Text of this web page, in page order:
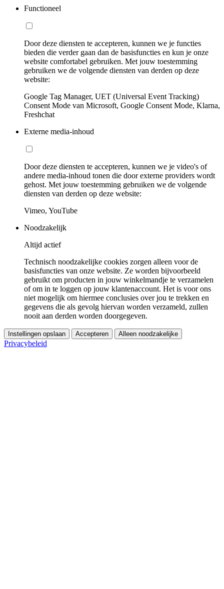
Functioneel
Door deze diensten te accepteren, kunnen we je functies
bieden die verder gaan dan de basisfuncties en kun je onze
website comfortabel gebruiken. Met jouw toestemming
gebruiken we de volgende diensten van derden op deze
website:
Google Tag Manager, UET (Universal Event Tracking)
Consent Mode van Microsoft, Google Consent Mode, Klarna,
Freshchat
Externe media-inhoud
Door deze diensten te accepteren, kunnen we je video's of
andere media-inhoud tonen die door externe providers wordt
gehost. Met jouw toestemming gebruiken we de volgende
diensten van derden op deze website:
Vimeo, YouTube
Noodzakelijk
Altijd actief
Technisch noodzakelijke cookies zorgen alleen voor de
basisfuncties van onze website. Ze worden bijvoorbeeld
gebruikt om producten in jouw winkelmandje te verzamelen
of om in te loggen op jouw klantenaccount. Het is voor ons
niet mogelijk om hiermee conclusies over jou te trekken en
gegevens die als gevolg hiervan worden verzameld, zullen
nooit aan derden worden doorgegeven.
Instellingen opslaan Accepteren Alleen noodzakelijke
Privacybeleid